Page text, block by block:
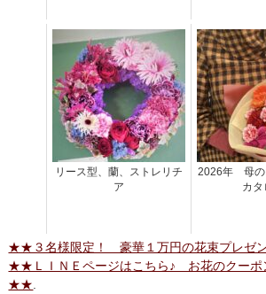
リース型、蘭、ストレリチ
ア
2026年 母の
カタ
★★３名様限定！ 豪華１万円の花束プレゼ
★★ＬＩＮＥページはこちら♪ お花のクーポ
★★